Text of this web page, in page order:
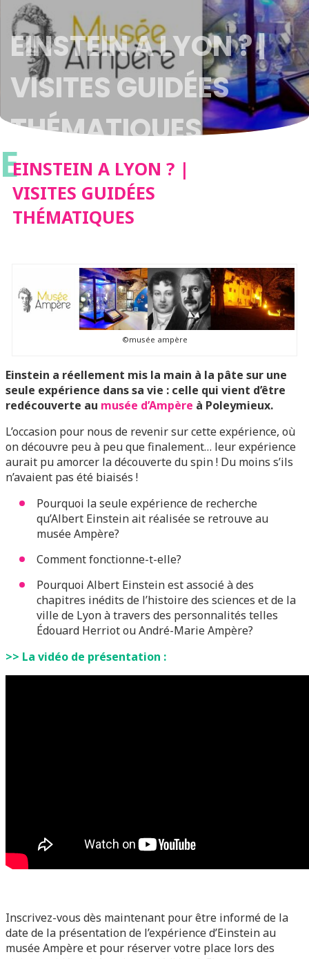
EINSTEIN A LYON ? |
VISITES GUIDÉES
THÉMATIQUES
EEINSTEIN A LYON ? |
VISITES GUIDÉES
THÉMATIQUES
©musée ampère
Einstein a réellement mis la main à la pâte sur une
seule expérience dans sa vie : celle qui vient d’être
redécouverte au musée d’Ampère à Poleymieux.
L’occasion pour nous de revenir sur cette expérience, où
on découvre peu à peu que finalement… leur expérience
aurait pu amorcer la découverte du spin ! Du moins s’ils
n’avaient pas été biaisés !
Pourquoi la seule expérience de recherche
qu’Albert Einstein ait réalisée se retrouve au
musée Ampère?
Comment fonctionne-t-elle?
Pourquoi Albert Einstein est associé à des
chapitres inédits de l’histoire des sciences et de la
ville de Lyon à travers des personnalités telles
Édouard Herriot ou André-Marie Ampère?
>> La vidéo de présentation :
Inscrivez-vous dès maintenant pour être informé de la
date de la présentation de l’expérience d’Einstein au
musée Ampère et pour réserver votre place lors des